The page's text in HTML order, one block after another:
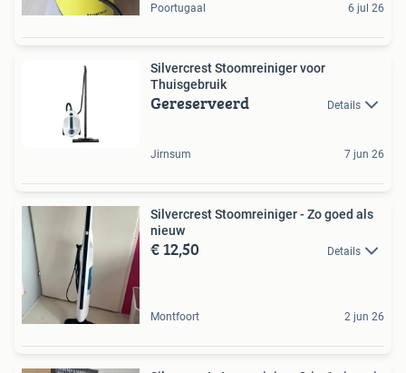
Poortugaal 6 jul 26
Silvercrest Stoomreiniger voor
Thuisgebruik
Gereserveerd Details
Jirnsum 7 jun 26
Silvercrest Stoomreiniger - Zo goed als
nieuw
€ 12,50 Details
Montfoort 2 jun 26